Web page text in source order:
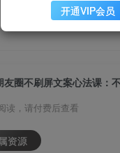
读，请付费后查看
资源
开通VIP会员